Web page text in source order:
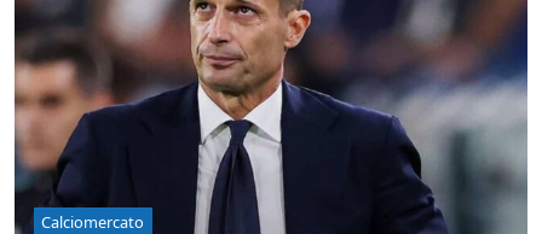
Calciomercato